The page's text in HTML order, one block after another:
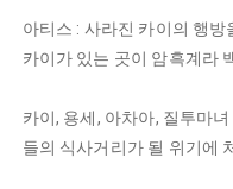
아티스 : 사라진 카이의 행
카이가 있는 곳이 암흑계라
카이, 용세, 아차아, 질투마
들의 식사거리가 될 위기에